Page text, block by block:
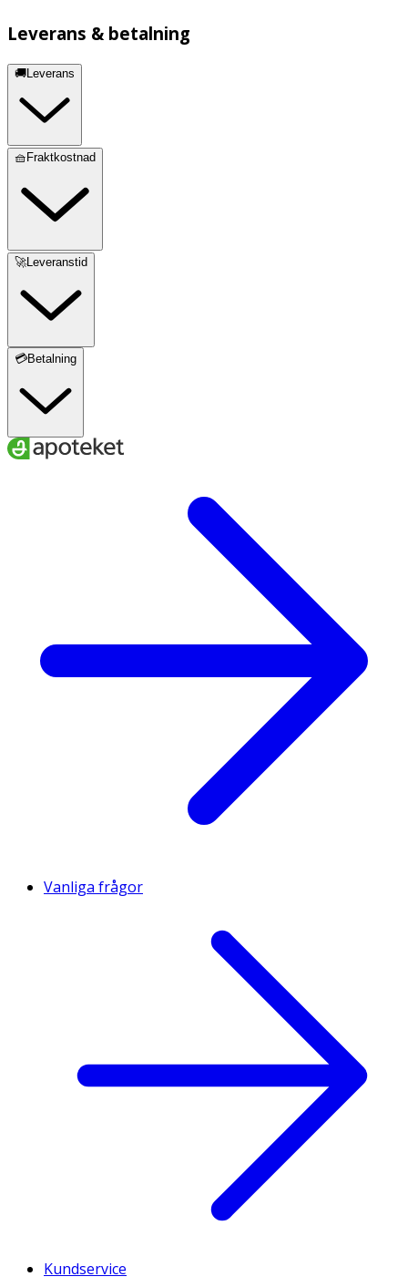
Leverans & betalning
🚚Leverans
🧺Fraktkostnad
🚀Leveranstid
💳Betalning
Vanliga frågor
Kundservice